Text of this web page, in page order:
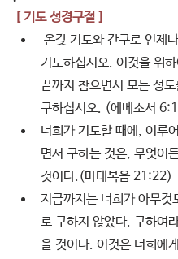
[ 기도 성경구절 ]
기도하십시오. 이것을 위
끝까지 참으면서 모든 성
구하십시오. (에베소서
너희가 기도할 때에, 이루
면서 구하는 것은, 무엇이
것이다.(마태복음 21:22)
지금까지는 너희가 아무것
로 구하지 않았다. 구하여
을 것이다. 이것은 너희에